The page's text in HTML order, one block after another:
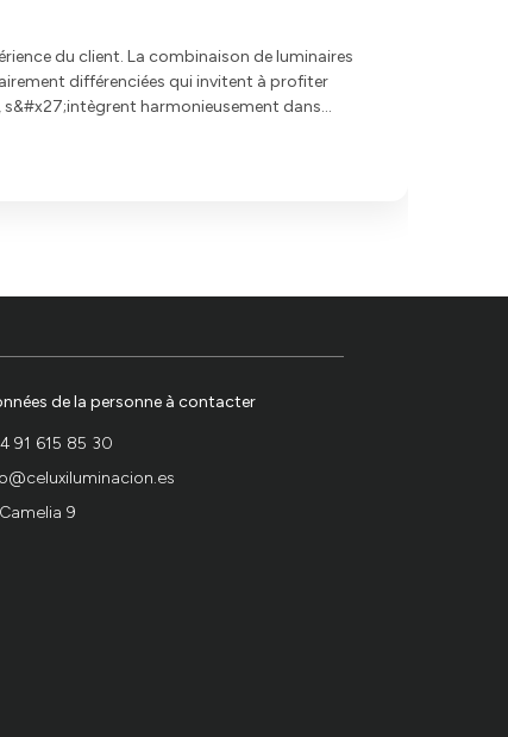
du client. La combinaison de luminaires
différenciées qui invitent à profiter
le rythme du lieu, créant une expérience qui
de la personne à contacter
91 615 85 30
9